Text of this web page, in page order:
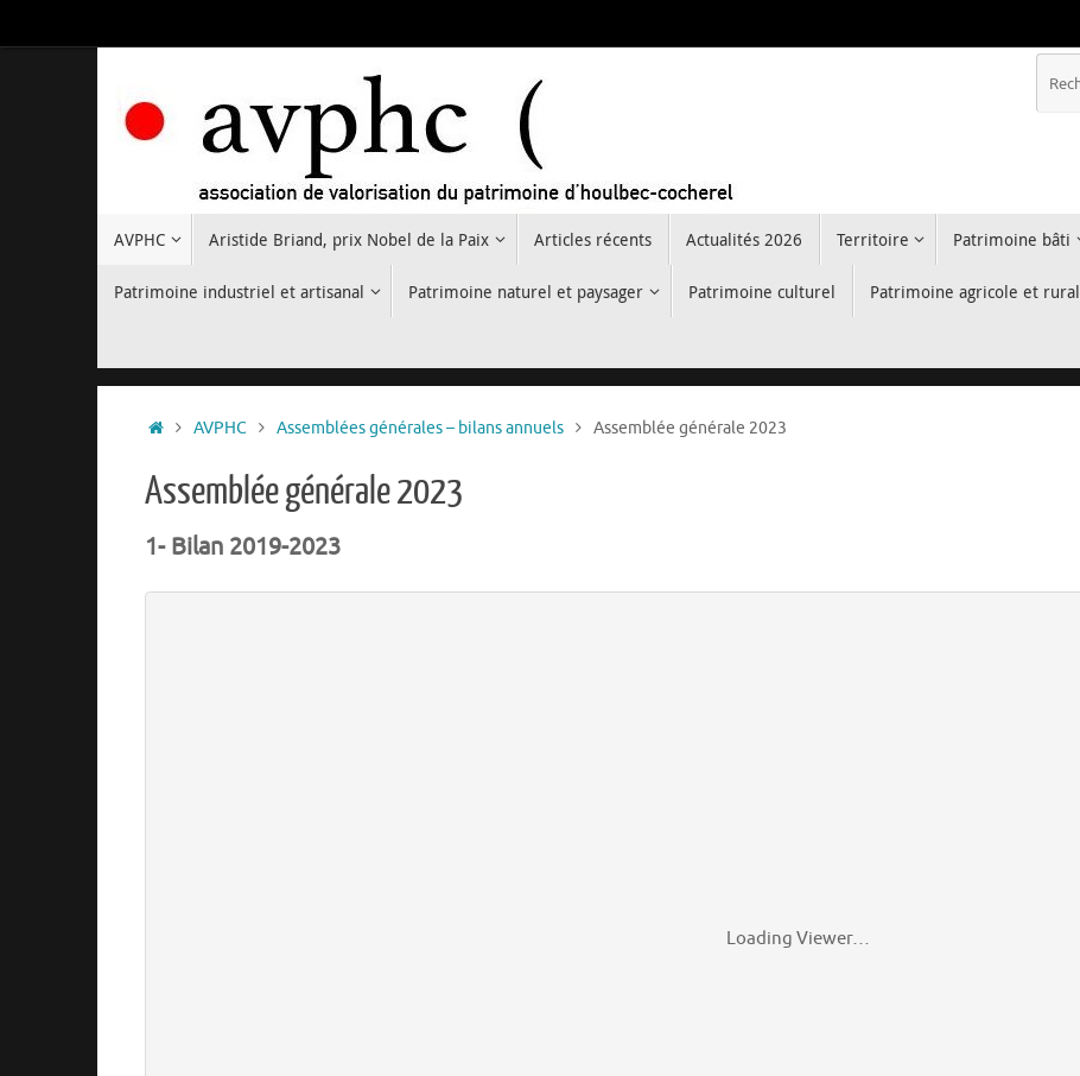
au
AVPHC Aristide Briand, prix Nobel de la Paix Articles récents Actualités 2026 Territoire Patrimoine bâti
Patrimoine industriel et artisanal Patrimoine naturel et paysager Patrimoine culturel Patrimoine agricole et rural
Accueil
AVPHC Assemblées générales – bilans annuels Assemblée générale 2023
Assemblée générale 2023
1- Bilan 2019-2023
Loading Viewer…